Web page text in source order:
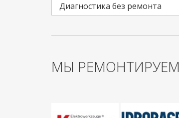
Диагностика без ремонта
МЫ РЕМОНТИРУЕМ